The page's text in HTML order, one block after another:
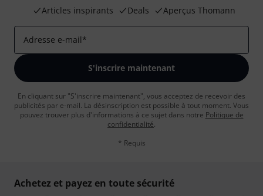
Articles inspirants
Deals Aperçus Thomann
Adresse e-mail*
S'inscrire maintenant
En cliquant sur "S'inscrire maintenant", vous acceptez de recevoir des
publicités par e-mail. La désinscription est possible à tout moment. Vous
pouvez trouver plus d'informations à ce sujet dans notre Politique de
confidentialité.
* Requis
Achetez et payez en toute sécurité